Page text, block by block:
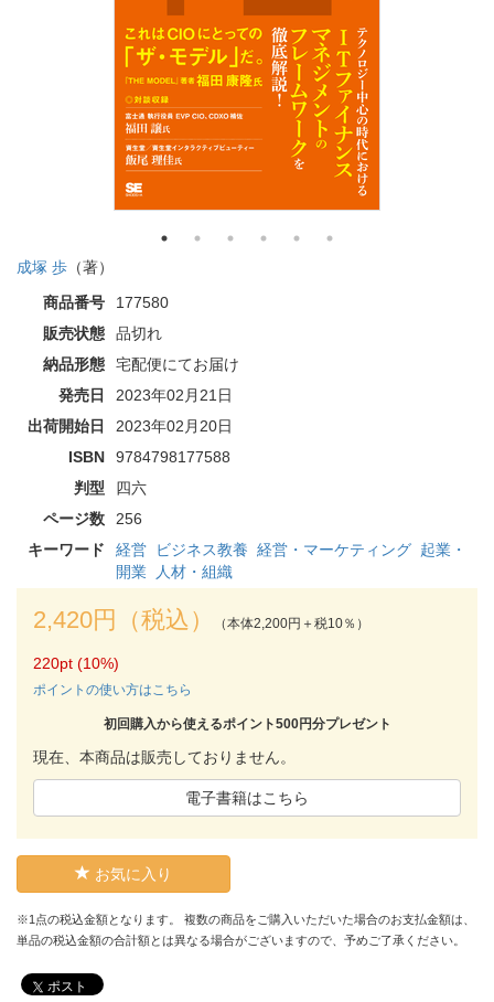
成塚 歩 （著）
商品番号
177580
販売状態
品切れ
納品形態
宅配便にてお届け
発売日
2023年02月21日
出荷開始日
2023年02月20日
ISBN
9784798177588
判型
四六
ページ数
256
キーワード
経営 ビジネス教養 経営・マーケティング 起業・
開業
人材・組織
2,420円（税込） （本体2,200円＋税10％）
220pt (10%)
ポイントの使い方はこちら
初回購入から使えるポイント500円分プレゼント
現在、本商品は販売しておりません。
電子書籍はこちら
お気に入り
※1点の税込金額となります。 複数の商品をご購入いただいた場合のお支払金額は、
単品の税込金額の合計額とは異なる場合がございますので、予めご了承ください。
ポスト